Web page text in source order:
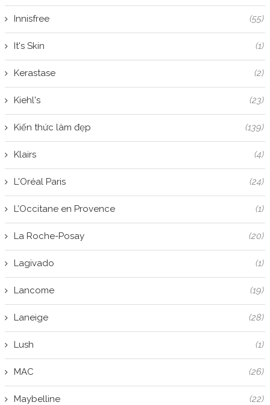
Innisfree (55)
It's Skin (1)
Kerastase (2)
Kiehl's (23)
Kiến thức làm đẹp (139)
Klairs (4)
L'Oréal Paris (24)
L’Occitane en Provence (1)
La Roche-Posay (20)
Lagivado (1)
Lancome (19)
Laneige (28)
Lush (1)
MAC (26)
Maybelline (22)